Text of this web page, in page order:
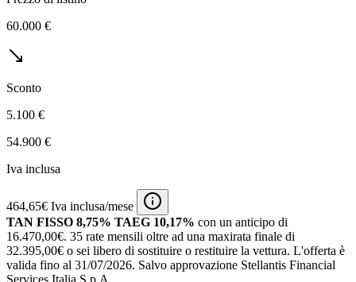
60.000 €
Sconto
5.100 €
54.900 €
Iva inclusa
464,65€ Iva inclusa/mese
TAN FISSO 8,75% TAEG 10,17% con un anticipo di
16.470,00€. 35 rate mensili oltre ad una maxirata finale di
32.395,00€ o sei libero di sostituire o restituire la vettura. L'offerta è
valida fino al 31/07/2026. Salvo approvazione Stellantis Financial
Services Italia S.p.A.